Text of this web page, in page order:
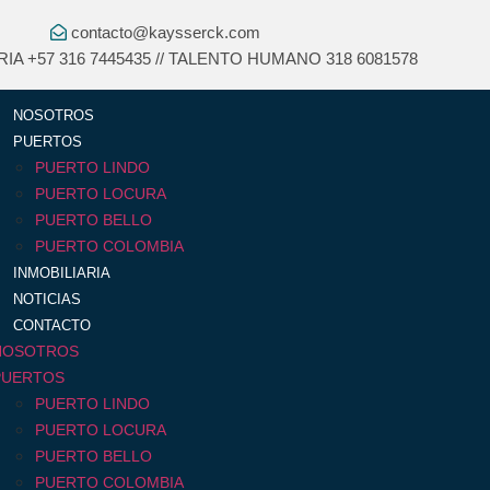
contacto@kaysserck.com
+57 316 7445435 // TALENTO HUMANO 318 6081578
NOSOTROS
PUERTOS
PUERTO LINDO
PUERTO LOCURA
PUERTO BELLO
PUERTO COLOMBIA
INMOBILIARIA
NOTICIAS
CONTACTO
PUERTO LINDO
PUERTO LOCURA
PUERTO BELLO
PUERTO COLOMBIA